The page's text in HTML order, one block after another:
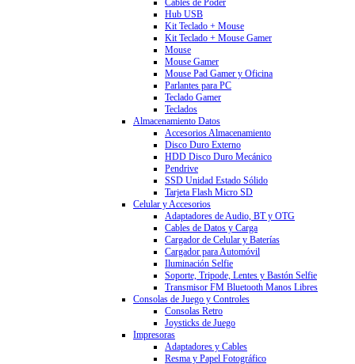
Cables de Poder
Hub USB
Kit Teclado + Mouse
Kit Teclado + Mouse Gamer
Mouse
Mouse Gamer
Mouse Pad Gamer y Oficina
Parlantes para PC
Teclado Gamer
Teclados
Almacenamiento Datos
Accesorios Almacenamiento
Disco Duro Externo
HDD Disco Duro Mecánico
Pendrive
SSD Unidad Estado Sólido
Tarjeta Flash Micro SD
Celular y Accesorios
Adaptadores de Audio, BT y OTG
Cables de Datos y Carga
Cargador de Celular y Baterías
Cargador para Automóvil
Iluminación Selfie
Soporte, Tripode, Lentes y Bastón Selfie
Transmisor FM Bluetooth Manos Libres
Consolas de Juego y Controles
Consolas Retro
Joysticks de Juego
Impresoras
Adaptadores y Cables
Resma y Papel Fotográfico